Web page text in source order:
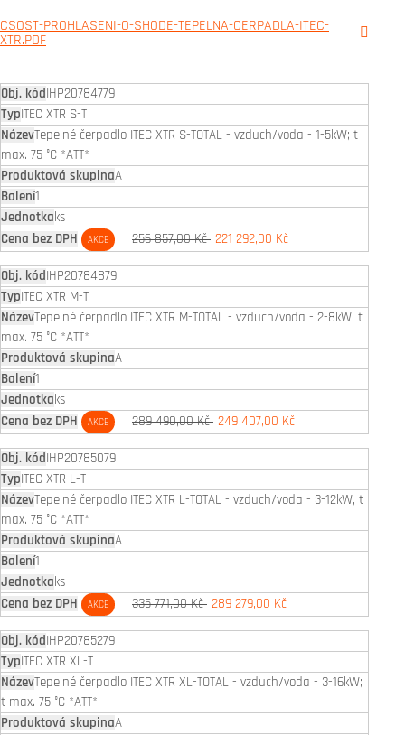
CSOST-PROHLASENI-O-SHODE-TEPELNA-CERPADLA-ITEC-
XTR.PDF
IHP20784779
ITEC XTR S-T
Tepelné čerpadlo ITEC XTR S-TOTAL - vzduch/voda - 1-5kW; t
max. 75 °C *ATT*
A
1
ks
AKCE 256 857,00 Kč 221 292,00 Kč
IHP20784879
ITEC XTR M-T
Tepelné čerpadlo ITEC XTR M-TOTAL - vzduch/voda - 2-8kW; t
max. 75 °C *ATT*
A
1
ks
AKCE 289 490,00 Kč 249 407,00 Kč
IHP20785079
ITEC XTR L-T
Tepelné čerpadlo ITEC XTR L-TOTAL - vzduch/voda - 3-12kW, t
max. 75 °C *ATT*
A
1
ks
AKCE 335 771,00 Kč 289 279,00 Kč
IHP20785279
ITEC XTR XL-T
Tepelné čerpadlo ITEC XTR XL-TOTAL - vzduch/voda - 3-16kW;
t max. 75 °C *ATT*
A